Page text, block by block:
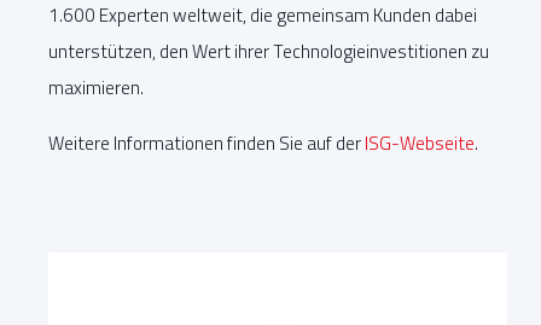
1.600 Experten weltweit, die gemeinsam Kunden dabei
unterstützen, den Wert ihrer Technologieinvestitionen zu
maximieren.
Weitere Informationen finden Sie auf derISG-Webseite.